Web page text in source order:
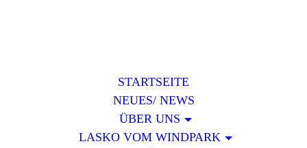
STARTSEITE
NEUES/ NEWS
ÜBER UNS
LASKO VOM WINDPARK